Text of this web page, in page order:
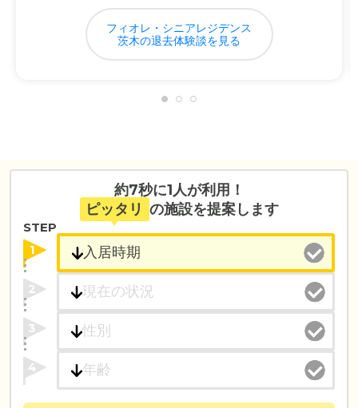
フィオレ・シニアレジデンス
茨木の退去体験談を見る
約7秒に1人が利用！
ピッタリ の施設を提案します
STEP
1
2
3
4